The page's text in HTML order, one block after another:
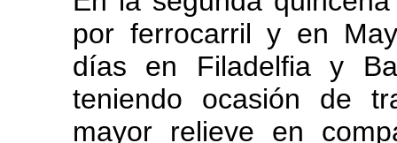
por ferrocarril y en
días en Filadelfia y
teniendo ocasión de
mayor relieve en